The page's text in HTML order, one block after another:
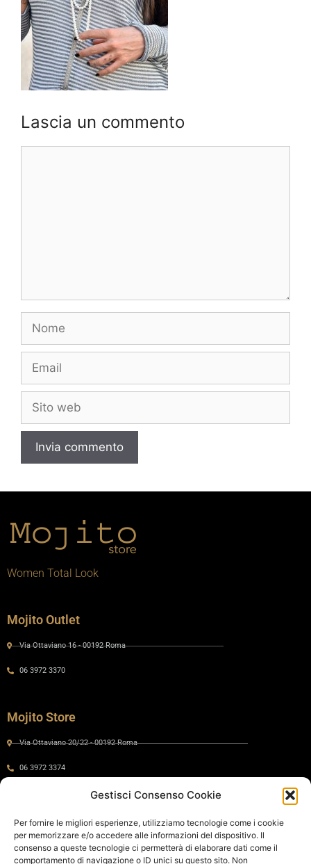
Gestisci Consenso Cookie
Per fornire le migliori esperienze, utilizziamo tecnologie come i cookie
per memorizzare e/o accedere alle informazioni del dispositivo. Il
consenso a queste tecnologie ci permetterà di elaborare dati come il
comportamento di navigazione o ID unici su questo sito. Non
Lascia un commento
Women Total Look
Mojito Outlet
Via Ottaviano 16 - 00192 Roma
06 3972 3370
Mojito Store
Via Ottaviano 20/22 - 00192 Roma
06 3972 3374
Via Ottaviano 24 - 00192 Roma